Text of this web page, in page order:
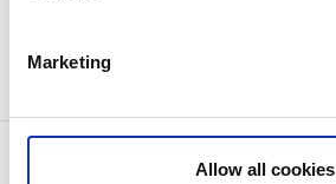
Marketing
Allow all cookies
Ulrika Husar
Kontaktinformation